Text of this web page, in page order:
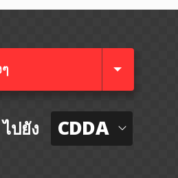
ไปยัง CDDA